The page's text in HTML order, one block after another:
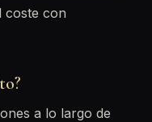
coste con
a lo largo de